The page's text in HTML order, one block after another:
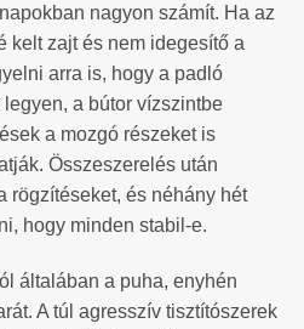
nagyon számít. Ha az
kelt zajt és nem idegesítő a
arra is, hogy a padló
a bútor vízszintbe
a mozgó részeket is
Összeszerelés után
rögzítéseket, és néhány hét
hogy minden stabil-e.
általában a puha, enyhén
A túl agresszív tisztítószerek